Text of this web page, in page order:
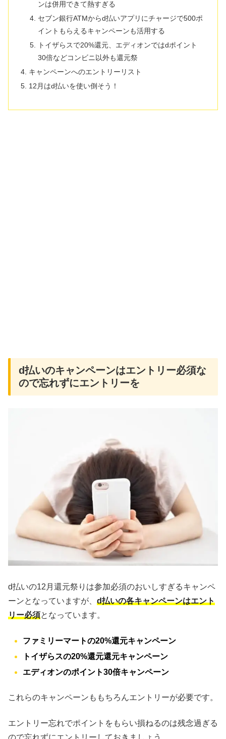
ンは併用できて熱すぎる
セブン銀行ATMからd払いアプリにチャージで500ポ
イントもらえるキャンペーンも活用する
トイザらスで20%還元、エディオンではdポイント
30倍などコンビニ以外も還元祭
キャンペーンへのエントリーリスト
12月はd払いを使い倒そう！
d払いのキャンペーンはエントリー必須な
ので忘れずにエントリーを
d払いの12月還元祭りは参加必須のおいしすぎるキャンペ
ーンとなっていますが、 d払いの各キャンペーンはエント
リー必須となっています。
ファミリーマートの20%還元キャンペーン
トイザらスの20%還元還元キャンペーン
エディオンのポイント30倍キャンペーン
これらのキャンペーンももちろんエントリーが必要です。
エントリー忘れでポイントをもらい損ねるのは残念過ぎる
ので忘れずにエントリーしておきましょう。